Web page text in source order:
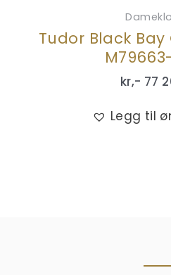
Tudor Black Bay
kr,- 77
Legg til